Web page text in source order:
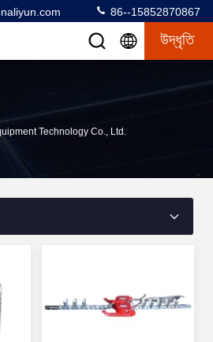
86--15852870867
উদ্ধৃতি
Technology Co., Ltd.